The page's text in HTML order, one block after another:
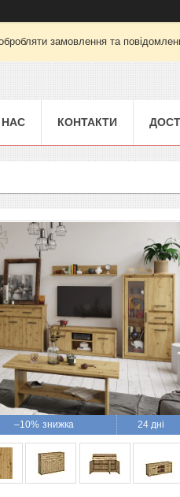
замовлення та
КОНТАКТИ
–10% 24 дні